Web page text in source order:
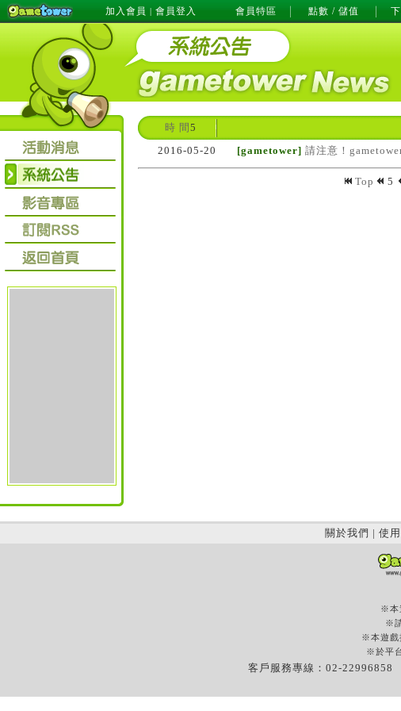
加入會員 | 會員登入 會員特區 點數 / 儲值
時 間 5
2016-05-20
[gametower] 請注意！
Top 5
關於我們 | 使
※本
※
※本遊戲
※於平
客戶服務專線：02-